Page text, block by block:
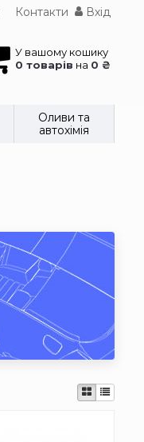
Контакти Вхід
У вашому кошику
0 товарів на 0 ₴
Оливи та
автохімія